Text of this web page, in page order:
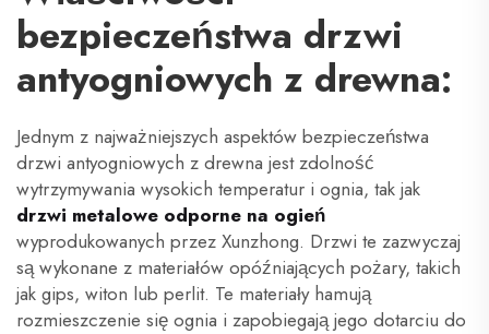
bezpieczeństwa drzwi
antyogniowych z drewna:
Jednym z najważniejszych aspektów bezpieczeństwa
drzwi antyogniowych z drewna jest zdolność
wytrzymywania wysokich temperatur i ognia, tak jak
drzwi metalowe odporne na ogień
wyprodukowanych przez Xunzhong. Drzwi te zazwyczaj
są wykonane z materiałów opóźniających pożary, takich
jak gips, witon lub perlit. Te materiały hamują
rozmieszczenie się ognia i zapobiegają jego dotarciu do